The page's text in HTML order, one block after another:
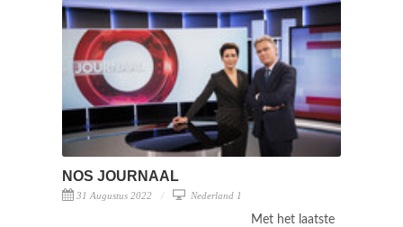
NOS JOURNAAL
31 Augustus 2022 Nederland 1
Met het laatste